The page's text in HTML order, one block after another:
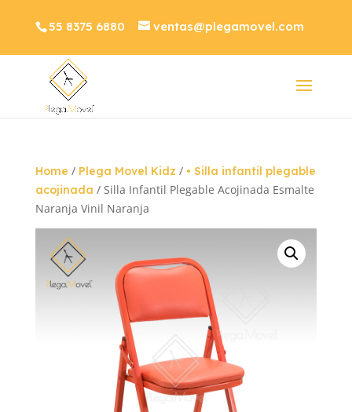
55 8375 6880 ventas@plegamovel.com
Home / Plega Movel Kidz / • Silla infantil plegable
acojinada / Silla Infantil Plegable Acojinada Esmalte
Naranja Vinil Naranja